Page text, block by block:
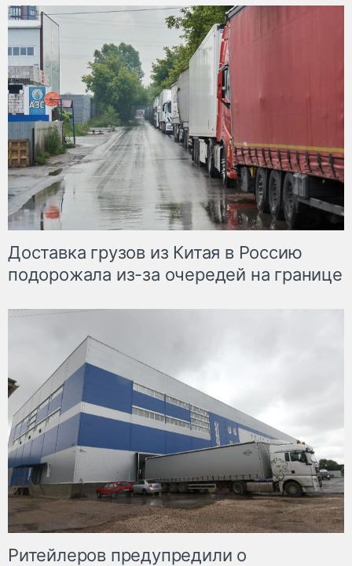
Доставка грузов из Китая в Россию
подорожала из-за очередей на границе
Ритейлеров предупредили о